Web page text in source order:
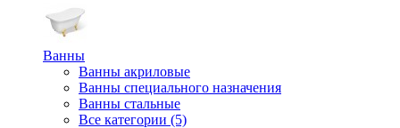
Ванны
Ванны акриловые
Ванны специального назначения
Ванны стальные
Все категории (5)